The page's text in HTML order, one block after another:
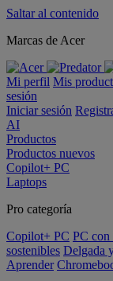
Saltar al contenido
Marcas de Acer
Mi perfil Mis
sesión
Iniciar sesión
AI
Productos
Productos nuevos
Copilot+ PC
Laptops
Pro categoría
Copilot+ PC PC con
sostenibles Delgada
Aprender